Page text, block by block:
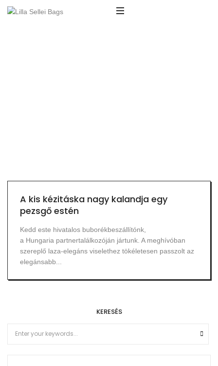
A kis kézitáska nagy kalandja egy
pezsgő estén
Kedd este hivatalos buborékbeszállítónk,
a Hungaria partnertalálkozóján jártunk. A meghívóban
szereplő laza-elegáns viselethez tökéletesen passzolt az
elegánsabb...
KERESÉS